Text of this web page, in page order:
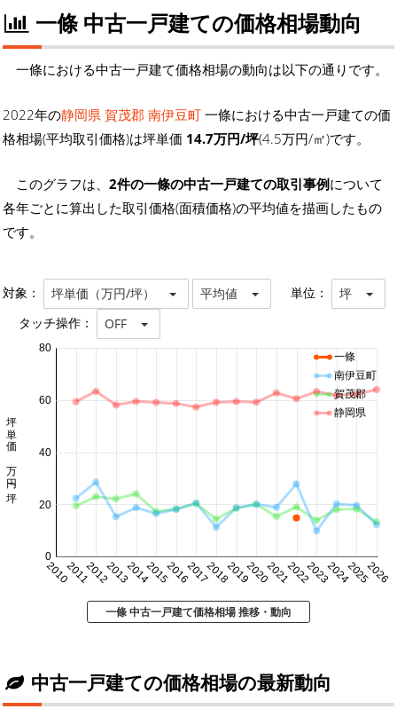
一條 中古一戸建ての価格相場動向
一條における中古一戸建て価格相場の動向は以下の通りです。
2022年の静岡県 賀茂郡 南伊豆町 一條における中古一戸建ての価
格相場(平均取引価格)は坪単価 14.7万円/坪(4.5万円/㎡)です。
このグラフは、 2件の一條の中古一戸建ての取引事例について
各年ごとに算出した取引価格(面積価格)の平均値を描画したもの
です。
対象： 坪単価（万円/坪） 平均値 単位： 坪
タッチ操作： OFF
20102011201220132014201520162017201820192020202120222023202420252026
0
20
40
60
80
坪単価 万円/坪
一條
南伊豆町
賀茂郡
静岡県
一條 中古一戸建て価格相場 推移・動向
中古一戸建ての価格相場の最新動向